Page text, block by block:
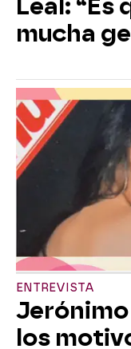
Leal: “Es
mucha
ENTREVISTA
los